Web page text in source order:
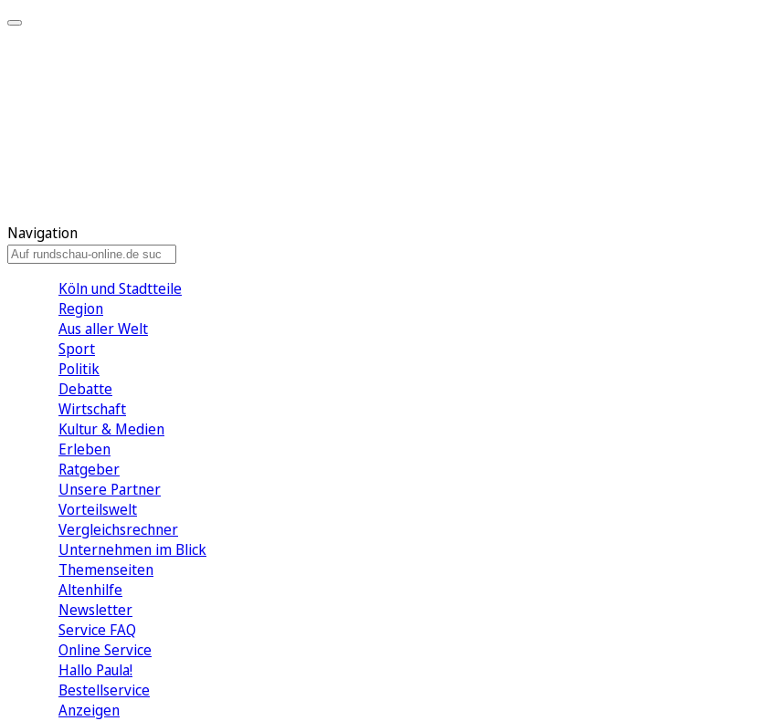
Navigation
Köln und Stadtteile
Region
Aus aller Welt
Sport
Politik
Debatte
Wirtschaft
Kultur & Medien
Erleben
Ratgeber
Unsere Partner
Vorteilswelt
Vergleichsrechner
Unternehmen im Blick
Themenseiten
Altenhilfe
Newsletter
Service FAQ
Online Service
Hallo Paula!
Bestellservice
Anzeigen